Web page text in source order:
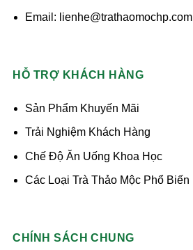
Email: lienhe@trathaomochp.com
HỖ TRỢ KHÁCH HÀNG
Sản Phẩm Khuyến Mãi
Trải Nghiệm Khách Hàng
Chế Độ Ăn Uống Khoa Học
Các Loại Trà Thảo Mộc Phổ Biến
CHÍNH SÁCH CHUNG